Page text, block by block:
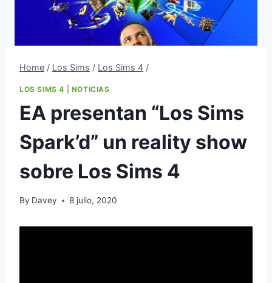
Home / Los Sims / Los Sims 4 /
LOS SIMS 4 NOTICIAS
EA presentan “Los Sims
Spark’d” un reality show
sobre Los Sims 4
By Davey 8 julio, 2020